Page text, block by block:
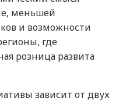
меньшей
и возможности
где
розница развита
зависит от двух